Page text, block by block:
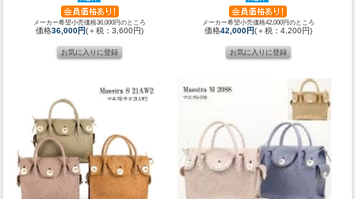
メーカー希望小売価格36,000円のところ
価格36,000円(＋税：3,600円)
メーカー希望小売価格42,000円のところ
価格42,000円(＋税：4,200円)